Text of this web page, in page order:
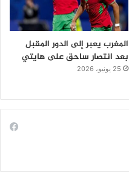
المغرب يعبر إلى الدور المقبل
بعد انتصار ساحق على هايتي
25 يونيو، 2026